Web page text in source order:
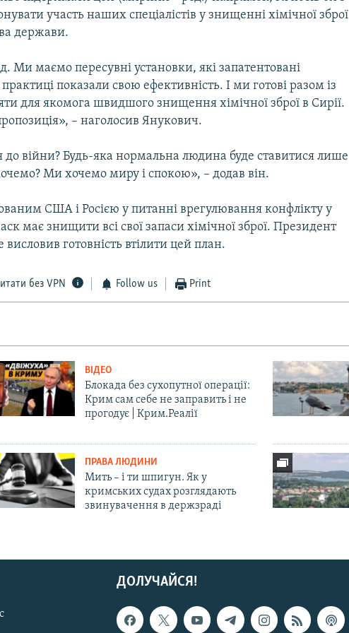
участь наших спеціалістів у знищенні хімічної зброї
держави.
Ми маємо пересувні установки, які запатентовані
показали свою ефективність. І ми готові разом із
для якомога швидшого знищення хімічної зброї в Сирії.
– наголосив Янукович.
війни? Будь-яка нормальна людина буде ставитися лише
Ми хочемо миру і спокою», – додав він.
США і Росією у питанні врегулювання конфлікту у
має знищити всі свої запаси хімічної зброї. Президент
готовність втілити цей план.
без VPN Follow us Print
ВІДЕО
Блокада без сухопутної операції:
Крим сам себе не заправить і не
прогодує | Крим.Реалії
ПРАВА ЛЮДИНИ
Мить – і ти шпигун. Як у
кримських судах розглядають
звинувачення в держзраді
ДОЛУЧАЙСЯ!